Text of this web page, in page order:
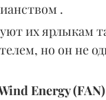
.
их ярлыкам
но он не
Energy (FAN)